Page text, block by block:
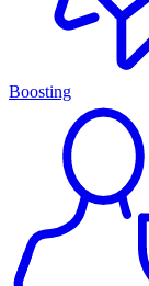
Boosting